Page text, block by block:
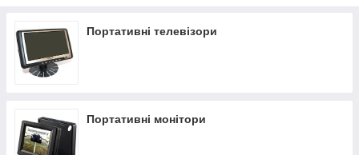
Портативні телевізори
Портативні монітори